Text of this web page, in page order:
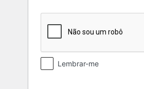
Lembrar-me